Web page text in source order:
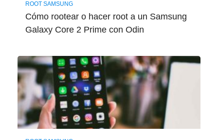
ROOT SAMSUNG
Cómo rootear o hacer root a un Samsung
Galaxy Core 2 Prime con Odin